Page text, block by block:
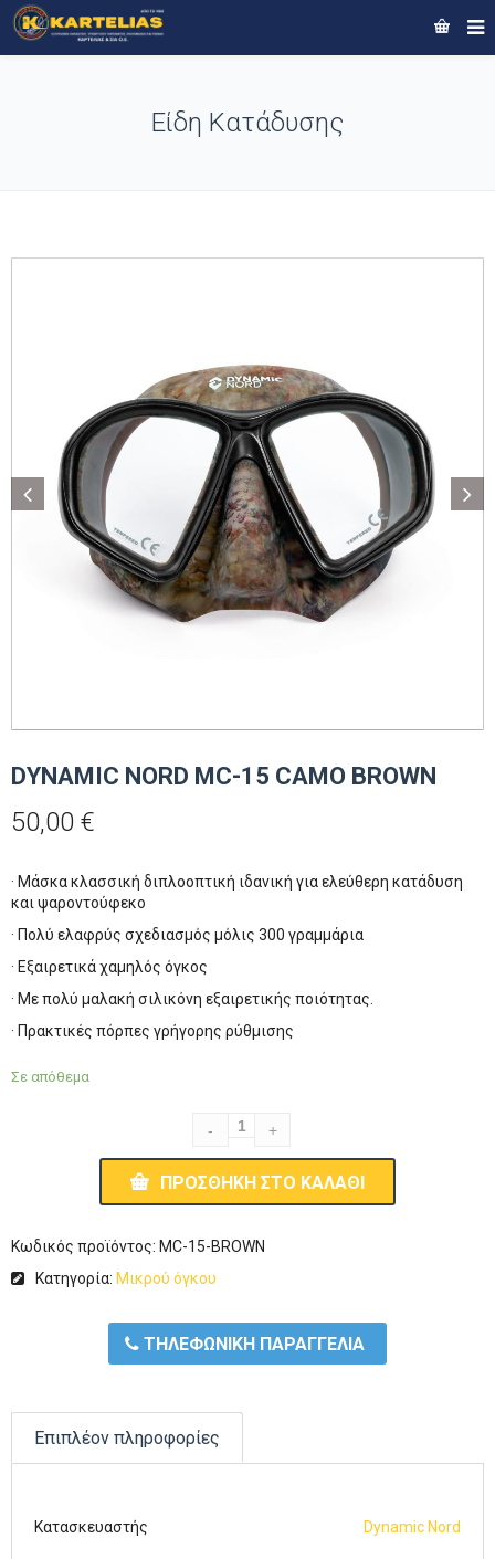
Είδη Κατάδυσης
DYNAMIC NORD MC-15 CAMO BROWN
50,00 €
· Μάσκα κλασσική διπλοοπτική ιδανική για ελεύθερη κατάδυση
και ψαροντούφεκο
· Πολύ ελαφρύς σχεδιασμός μόλις 300 γραμμάρια
· Εξαιρετικά χαμηλός όγκος
· Mε πολύ μαλακή σιλικόνη εξαιρετικής ποιότητας.
· Πρακτικές πόρπες γρήγορης ρύθμισης
Σε απόθεμα
ΠΡΟΣΘΉΚΗ ΣΤΟ ΚΑΛΆΘΙ
Κωδικός προϊόντος: MC-15-BROWN
Κατηγορία: Μικρού όγκου
ΤΗΛΕΦΩΝΙΚΗ ΠΑΡΑΓΓΕΛΙΑ
Επιπλέον πληροφορίες
Κατασκευαστής Dynamic Nord